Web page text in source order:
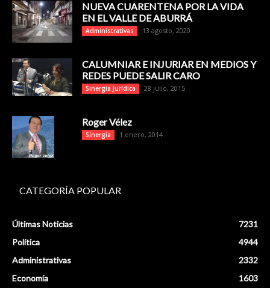
NUEVA CUARENTENA POR LA VIDA
EN EL VALLE DE ABURRÁ
Administrativas 13 agosto, 2020
CALUMNIAR E INJURIAR EN MEDIOS Y
REDES PUEDE SALIR CARO
Sinergia Jurídica 28 julio, 2015
Roger Vélez
Sinergia 1 enero, 2014
CATEGORÍA POPULAR
Últimas Noticias
7231
Política
4944
Administrativas
2332
Economía
1603